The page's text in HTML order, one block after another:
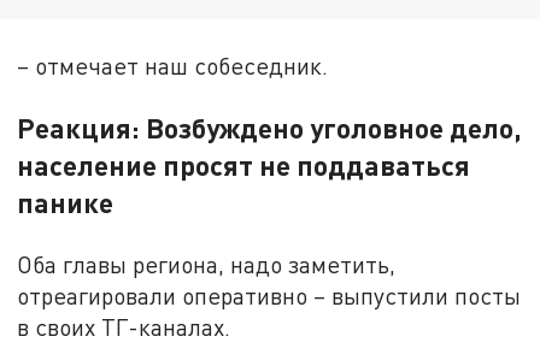
– отмечает наш собеседник.
Реакция: Возбуждено уголовное дело,
население просят не поддаваться
панике
Оба главы региона, надо заметить,
отреагировали оперативно – выпустили посты
в своих ТГ-каналах.